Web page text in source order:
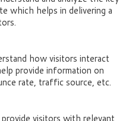
which helps in delivering a
how visitors interact
provide information on
rate, traffic source, etc.
visitors with relevant